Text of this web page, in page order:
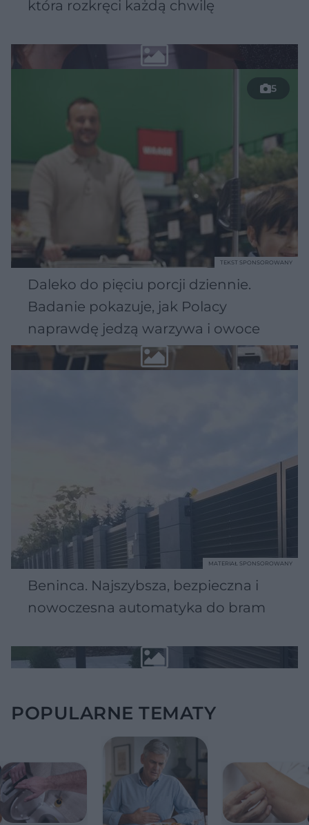
która rozkręci każdą chwilę
5
Daleko do pięciu porcji dziennie.
Badanie pokazuje, jak Polacy
naprawdę jedzą warzywa i owoce
TEKST SPONSOROWANY
Beninca. Najszybsza, bezpieczna i
nowoczesna automatyka do bram
MATERIAŁ SPONSOROWANY
POPULARNE TEMATY